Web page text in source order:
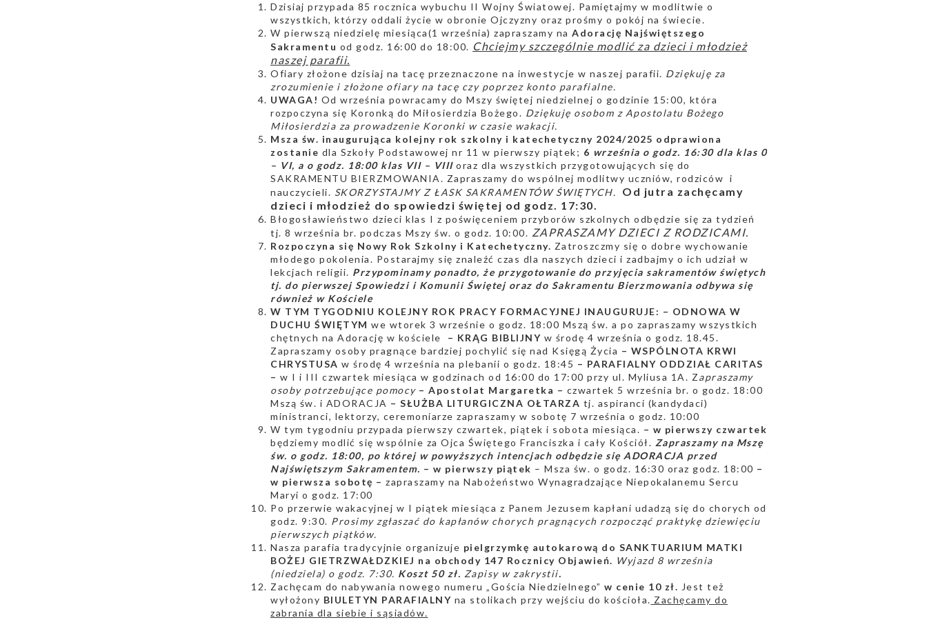
Dzisiaj przypada 85 rocznica wybuchu II Wojny Światowej. Pamiętajmy w modlitwie o
wszystkich, którzy oddali życie w obronie Ojczyzny oraz prośmy o pokój na świecie.
W pierwszą niedzielę miesiąca(1 września) zapraszamy na Adorację Najświętszego
Sakramentu od godz. 16:00 do 18:00. Chciejmy szczególnie modlić za dzieci i młodzież
naszej parafii.
Ofiary złożone dzisiaj na tacę przeznaczone na inwestycje w naszej parafii. Dziękuję za
zrozumienie i złożone ofiary na tacę czy poprzez konto parafialne.
UWAGA! Od września powracamy do Mszy świętej niedzielnej o godzinie 15:00, która
rozpoczyna się Koronką do Miłosierdzia Bożego. Dziękuję osobom z Apostolatu Bożego
Miłosierdzia za prowadzenie Koronki w czasie wakacji.
Msza św. inaugurująca kolejny rok szkolny i katechetyczny 2024/2025 odprawiona
zostanie dla Szkoły Podstawowej nr 11 w pierwszy piątek; 6 września o godz. 16:30 dla klas 0
– VI, a o godz. 18:00 klas VII – VIIIoraz dla wszystkich przygotowujących się do
SAKRAMENTU BIERZMOWANIA. Zapraszamy do wspólnej modlitwy uczniów, rodziców i
nauczycieli. SKORZYSTAJMY Z ŁASK SAKRAMENTÓW ŚWIĘTYCH.
Od jutra zachęcamy
dzieci i młodzież do spowiedzi świętej od godz. 17:30.
Błogosławieństwo dzieci klas I z poświęceniem przyborów szkolnych odbędzie się za tydzień
tj. 8 września br. podczas Mszy św. o godz. 10:00. ZAPRASZAMY DZIECI Z RODZICAMI.
Rozpoczyna się Nowy Rok Szkolny i Katechetyczny. Zatroszczmy się o dobre wychowanie
młodego pokolenia. Postarajmy się znaleźć czas dla naszych dzieci i zadbajmy o ich udział w
lekcjach religii. Przypominamy ponadto, że przygotowanie do przyjęcia sakramentów świętych
tj. do pierwszej Spowiedzi i Komunii Świętej oraz do Sakramentu Bierzmowania odbywa się
również w Kościele
W TYM TYGODNIU KOLEJNY ROK PRACY FORMACYJNEJ INAUGURUJE: – ODNOWA W
DUCHU ŚWIĘTYM we wtorek 3 wrześnie o godz. 18:00 Mszą św. a po zapraszamy wszystkich
chętnych na Adorację w kościele – KRĄG BIBLIJNY w środę 4 września o godz. 18.45.
Zapraszamy osoby pragnące bardziej pochylić się nad Księgą Życia – WSPÓLNOTA KRWI
CHRYSTUSA w środę 4 września na plebanii o godz. 18:45 – PARAFIALNY ODDZIAŁ CARITAS
– w I i III czwartek miesiąca w godzinach od 16:00 do 17:00 przy ul. Myliusa 1A. Zapraszamy
osoby potrzebujące pomocy – Apostolat Margaretka – czwartek 5 września br. o godz. 18:00
Mszą św. i ADORACJA – SŁUŻBA LITURGICZNA OŁTARZA tj. aspiranci (kandydaci)
ministranci, lektorzy, ceremoniarze zapraszamy w sobotę 7 września o godz. 10:00
W tym tygodniu przypada pierwszy czwartek, piątek i sobota miesiąca. – w pierwszy czwartek
będziemy modlić się wspólnie za Ojca Świętego Franciszka i cały Kościół. Zapraszamy na Mszę
św. o godz. 18:00, po której w powyższych intencjach odbędzie się ADORACJA przed
Najświętszym Sakramentem. – w pierwszy piątek – Msza św. o godz. 16:30 oraz godz. 18:00 –
w pierwsza sobotę – zapraszamy na Nabożeństwo Wynagradzające Niepokalanemu Sercu
Maryi o godz. 17:00
Po przerwie wakacyjnej w I piątek miesiąca z Panem Jezusem kapłani udadzą się do chorych od
godz. 9:30. Prosimy zgłaszać do kapłanów chorych pragnących rozpocząć praktykę dziewięciu
pierwszych piątków.
Nasza parafia tradycyjnie organizuje pielgrzymkę autokarową do SANKTUARIUM MATKI
BOŻEJ GIETRZWAŁDZKIEJ na obchody 147 Rocznicy Objawień. Wyjazd 8 września
(niedziela) o godz. 7:30. Koszt 50 zł. Zapisy w zakrystii.
Zachęcam do nabywania nowego numeru „Gościa Niedzielnego” w cenie 10 zł. Jest też
wyłożony BIULETYN PARAFIALNY na stolikach przy wejściu do kościoła. Zachęcamy do
zabrania dla siebie i sąsiadów.